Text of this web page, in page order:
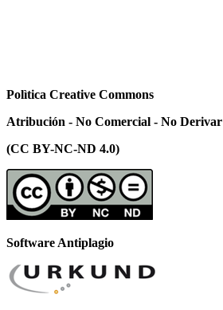
Polìtica Creative Commons
Atribución - No Comercial - No Derivar
(CC BY-NC-ND 4.0)
Software Antiplagio